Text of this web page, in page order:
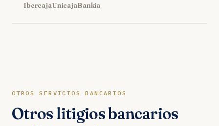
IbercajaUnicajaBankia
OTROS SERVICIOS BANCARIOS
Otros litigios bancarios